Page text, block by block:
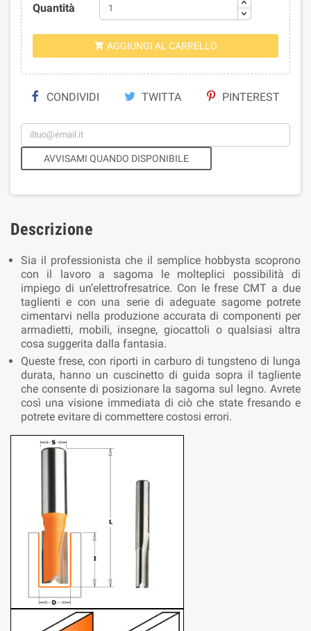
Quantità
 AGGIUNGI AL CARRELLO
CONDIVIDI TWITTA PINTEREST
AVVISAMI QUANDO DISPONIBILE
Descrizione
Sia il professionista che il semplice hobbysta scoprono
con il lavoro a sagoma le molteplici possibilità di
impiego di un’elettrofresatrice. Con le frese CMT a due
taglienti e con una serie di adeguate sagome potrete
cimentarvi nella produzione accurata di componenti per
armadietti, mobili, insegne, giocattoli o qualsiasi altra
cosa suggerita dalla fantasia.
Queste frese, con riporti in carburo di tungsteno di lunga
durata, hanno un cuscinetto di guida sopra il tagliente
che consente di posizionare la sagoma sul legno. Avrete
così una visione immediata di ciò che state fresando e
potrete evitare di commettere costosi errori.